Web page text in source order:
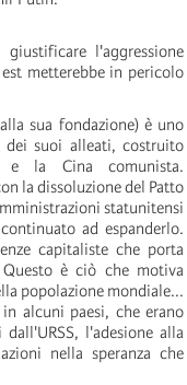
l'aggressione
metterebbe in pericolo
sua fondazione) è uno
dei suoi alleati, costruito
e la Cina comunista.
la dissoluzione del Patto
statunitensi
ad espanderlo.
capitaliste che porta
è ciò che motiva
popolazione mondiale...
alcuni paesi, che erano
l'adesione alla
nella speranza che